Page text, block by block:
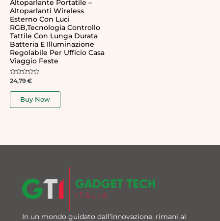
Altoparlante Portatile –
Altoparlanti Wireless
Esterno Con Luci
RGB,Tecnologia Controllo
Tattile Con Lunga Durata
Batteria E Illuminazione
Regolabile Per Ufficio Casa
Viaggio Feste
Rated
out
24,79€
Buy Now
In un mondo guidato dall’innovazione, rimani al